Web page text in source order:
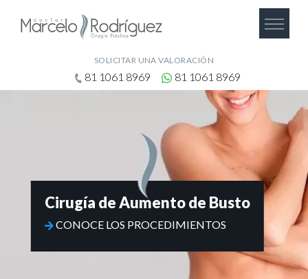
SOLICITAR UNA VALORACIÓN
81 1061 8969 81 1061 8969
Cirugía de Aumento de Busto
CONOCE LOS PROCEDIMIENTOS